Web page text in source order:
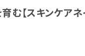
む【スキンケア